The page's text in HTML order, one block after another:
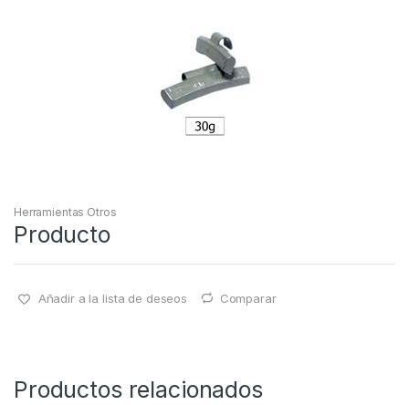
Herramientas Otros
Producto
Añadir a la lista de deseos Comparar
Productos relacionados